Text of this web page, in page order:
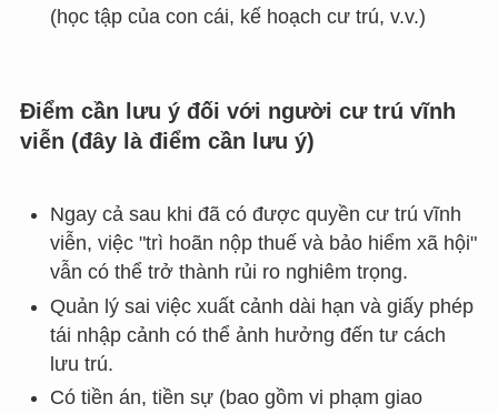
(học tập của con cái, kế hoạch cư trú, v.v.)
Điểm cần lưu ý đối với người cư trú vĩnh
viễn (đây là điểm cần lưu ý)
Ngay cả sau khi đã có được quyền cư trú vĩnh
viễn, việc "trì hoãn nộp thuế và bảo hiểm xã hội"
vẫn có thể trở thành rủi ro nghiêm trọng.
Quản lý sai việc xuất cảnh dài hạn và giấy phép
tái nhập cảnh có thể ảnh hưởng đến tư cách
lưu trú.
Có tiền án, tiền sự (bao gồm vi phạm giao